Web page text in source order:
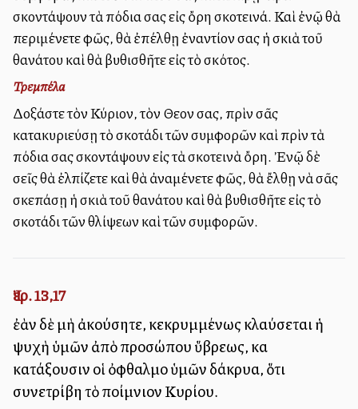
σκοντάψουν τὰ πόδια σας εἰς ὄρη σκοτεινά. Καὶ ἐνῷ θὰ
περιμένετε φῶς, θὰ ἐπέλθῃ ἐναντίον σας ἡ σκιὰ τοῦ
θανάτου καὶ θὰ βυθισθῆτε εἰς τὸ σκότος.
Τρεμπέλα
Δοξάστε τὸν Κύριον, τὸν Θεον σας, πρὶν σᾶς
κατακυριεύσῃ τὸ σκοτάδι τῶν συμφορῶν καὶ πρὶν τὰ
πόδια σας σκοντάψουν εἰς τὰ σκοτεινὰ ὄρη. Ἐνῷ δὲ
σεῖς θὰ ἐλπίζετε καὶ θὰ ἀναμένετε φῶς, θὰ ἔλθῃ νὰ σᾶς
σκεπάσῃ ἡ σκιὰ τοῦ θανάτου καὶ θὰ βυθισθῆτε εἰς τὸ
σκοτάδι τῶν θλίψεων καὶ τῶν συμφορῶν.
Ἰερ. 13,17
ἐὰν δὲ μὴ ἀκούσητε, κεκρυμμένως κλαύσεται ἡ
ψυχὴ ὑμῶν ἀπὸ προσώπου ὕβρεως, καὶ
κατάξουσιν οἱ ὀφθαλμοὶ ὑμῶν δάκρυα, ὅτι
συνετρίβη τὸ ποίμνιον Κυρίου.